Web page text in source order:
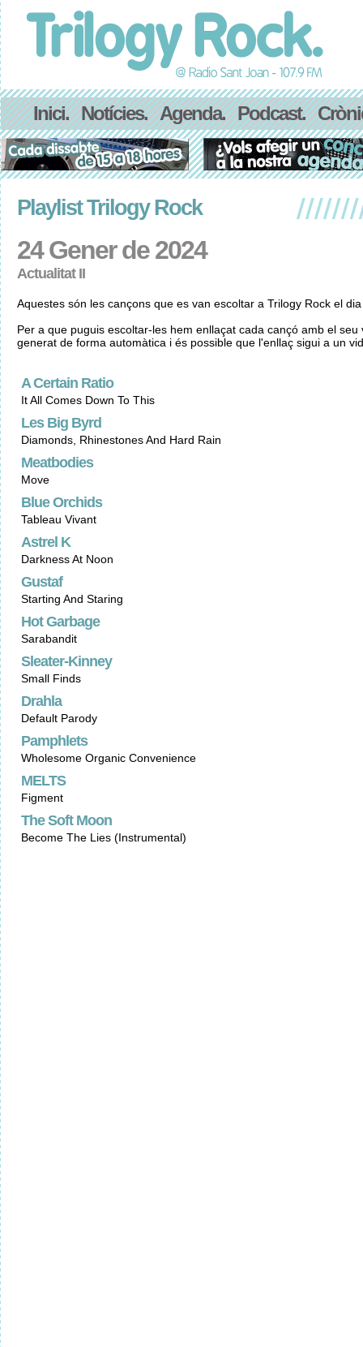
Inici. Notícies. Agenda. Podcast.
Playlist Trilogy Rock
24 Gener de 2024
Actualitat II
Aquestes són les cançons que es van escoltar a Trilogy Rock el
Per a que puguis escoltar-les hem enllaçat cada cançó amb el
generat de forma automàtica i és possible que l'enllaç sigui a un
A Certain Ratio
It All Comes Down To This
Les Big Byrd
Diamonds, Rhinestones And Hard Rain
Meatbodies
Move
Blue Orchids
Tableau Vivant
Astrel K
Darkness At Noon
Gustaf
Starting And Staring
Hot Garbage
Sarabandit
Sleater-Kinney
Small Finds
Drahla
Default Parody
Pamphlets
Wholesome Organic Convenience
MELTS
Figment
The Soft Moon
Become The Lies (Instrumental)